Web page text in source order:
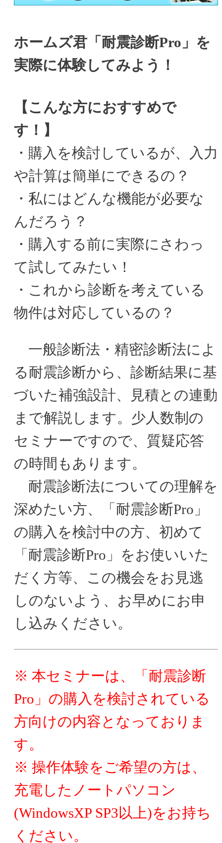
ホームズ君「耐震診断Pro」を
実際に体験してみよう！
【こんな方におすすめで
す！】
・購入を検討しているが、入力
や計算は簡単にできるの？
・私にはどんな機能が必要な
んだろう？
・購入する前に実際にさわっ
て試してみたい！
・これから診断を考えている
物件は対応しているの？
一般診断法・精密診断法によ
る耐震診断から、診断結果に基
づいた補強設計、見積との連動
まで解説します。少人数制の
セミナーですので、質疑応答
の時間もあります。
耐震診断法についての理解を
深めたい方、「耐震診断Pro」
の購入を検討中の方、初めて
「耐震診断Pro」をお使いいた
だく方等、この機会をお見逃
しのないよう、お早めにお申
し込みください。
※ 本セミナーは、「耐震診断
Pro」の購入を検討されている
方向けの内容となっておりま
す。
※ 操作体験をご希望の方は、
充電したノートパソコン
(WindowsXP SP3以上)をお持ち
ください。